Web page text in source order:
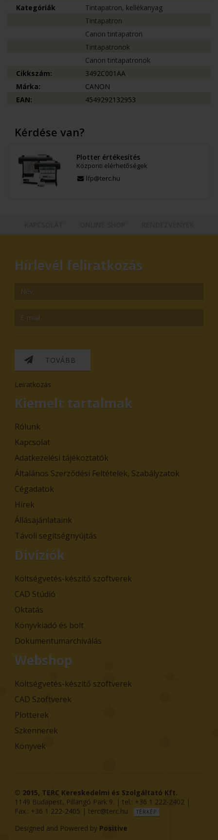
Kategóriák
Tintapatron, kellékanyag
Tintapatron
Canon tintapatron
Tintapatronok
Canon tintapatronok
Cikkszám:
3492C001AA
Márka:
CANON
EAN:
4549292132953
Kérdése van?
Plotter értékesítés
Központi elérhetőségek
lfp@terc.hu
Hírlevél feliratkozás
TOVÁBB
Leiratkozás
Kiemelt tartalmak
Rólunk
Kapcsolat
Adatkezelési tájékoztatók
Általános Szerződési Feltételek, Szabályzatok
Cégadatok
Hírek
Állásajánlataink
Távoli segítségnyújtás
Divíziók
Költségvetés-készítő szoftverek
CAD Stúdió
Oktatás
Könyvkiadó és bolt
Dokumentumarchiválás
Webshop
Költségvetés-készítő szoftverek
CAD Szoftverek
Plotterek
Szkennerek
Könyvek
© 2015, TERC Kereskedelmi és Szolgáltató Kft.
1149 Budapest, Pillangó Park 9. | tel.: +36 1 222-2402 |
Fax.: +36 1 222-2405 | terc@terc.hu TÉRKÉP
Designed and Powered by Positive